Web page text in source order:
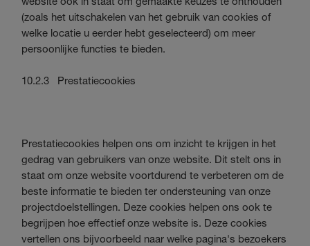
(zoals het uitschakelen van het gebruik van cookies of
welke locatie u eerder hebt geselecteerd) om meer
persoonlijke functies te bieden.
10.2.3 Prestatiecookies
Prestatiecookies helpen ons om inzicht te krijgen in het
gedrag van gebruikers van onze website. Dit stelt ons in
staat om onze website voortdurend te verbeteren om de
beste informatie te bieden ter ondersteuning van onze
projectdoelstellingen. Deze cookies helpen ons ook te
begrijpen hoe effectief onze website is. Deze cookies
vertellen ons bijvoorbeeld naar welke pagina's bezoekers